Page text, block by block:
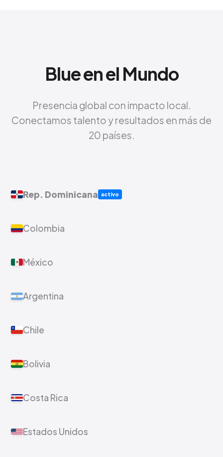
Blue en el Mundo
Presencia global con impacto local.
Conectamos talento y resultados en más de
20 países.
Rep. Dominicana activo
Colombia
México
Argentina
Chile
Bolivia
Costa Rica
Estados Unidos